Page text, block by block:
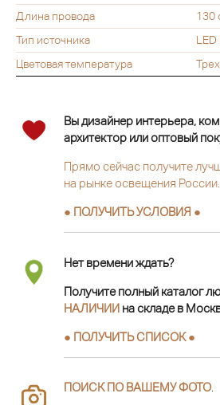
Длина провода
130
Тип источника
LED
Цветовая температура
Вы дизайнер интерьера,
архитектор или оптовый
Прямо сейчас получите
на рынке освещения России.
● ПОЛУЧИТЬ УСЛОВИЯ ●
Нет времени ждать?
Получите полный каталог
НАЛИЧИИ на складе в
● ПОЛУЧИТЬ СПИСОК ●
ПОИСК ПО ВАШЕМУ ФОТО